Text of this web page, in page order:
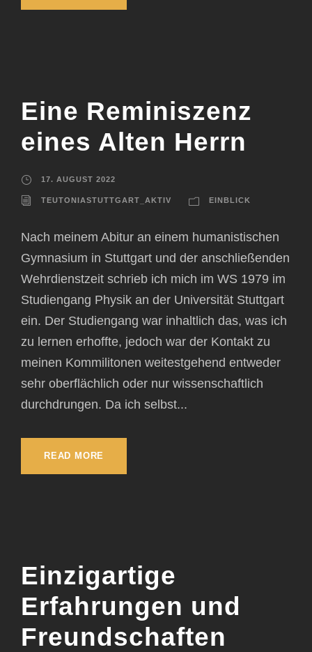
Eine Reminiszenz
eines Alten Herrn
17. AUGUST 2022
TEUTONIASTUTTGART_AKTIV EINBLICK
Nach meinem Abitur an einem humanistischen
Gymnasium in Stuttgart und der anschließenden
Wehrdienstzeit schrieb ich mich im WS 1979 im
Studiengang Physik an der Universität Stuttgart
ein. Der Studiengang war inhaltlich das, was ich
zu lernen erhoffte, jedoch war der Kontakt zu
meinen Kommilitonen weitestgehend entweder
sehr oberflächlich oder nur wissenschaftlich
durchdrungen. Da ich selbst...
READ MORE
Einzigartige
Erfahrungen und
Freundschaften